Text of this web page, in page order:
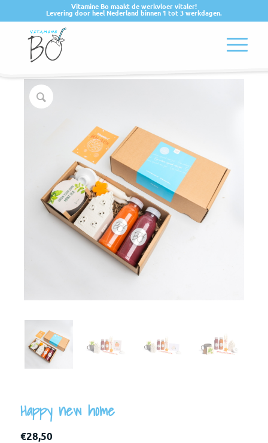
Vitamine Bo maakt de werkvloer vitaler!
Levering door heel Nederland binnen 1 tot 3 werkdagen.
Happy new home
€28,50